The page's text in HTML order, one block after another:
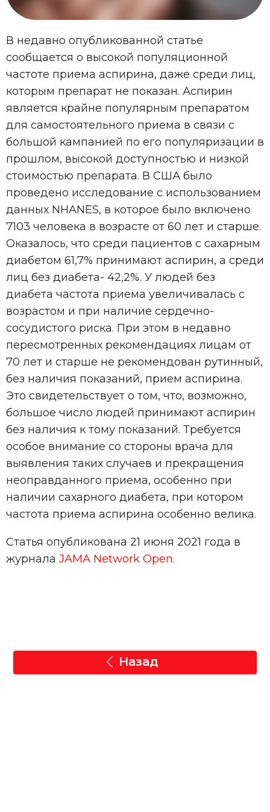
В недавно опубликованной статье
сообщается о высокой популяционной
частоте приема аспирина, даже среди лиц,
которым препарат не показан. Аспирин
является крайне популярным препаратом
для самостоятельного приема в связи с
большой кампанией по его популяризации в
прошлом, высокой доступностью и низкой
стоимостью препарата. В США было
проведено исследование с использованием
данных NHANES, в которое было включено
7103 человека в возрасте от 60 лет и старше.
Оказалось, что среди пациентов с сахарным
диабетом 61,7% принимают аспирин, а среди
лиц без диабета- 42,2%. У людей без
диабета частота приема увеличивалась с
возрастом и при наличие сердечно-
сосудистого риска. При этом в недавно
пересмотренных рекомендациях лицам от
70 лет и старше не рекомендован рутинный,
без наличия показаний, прием аспирина.
Это свидетельствует о том, что, возможно,
большое число людей принимают аспирин
без наличия к тому показаний. Требуется
особое внимание со стороны врача для
выявления таких случаев и прекращения
неоправданного приема, особенно при
наличии сахарного диабета, при котором
частота приема аспирина особенно велика.
Статья опубликована 21 июня 2021 года в
журнала JAMA Network Open.
Назад